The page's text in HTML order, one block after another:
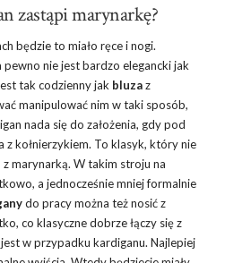
zastąpi marynarkę?
będzie to miało ręce i nogi.
nie jest bardzo elegancki jak
tak codzienny jak bluzaz
manipulować nim w taki sposób,
nada się do założenia, gdy pod
z kołnierzykiem. To klasyk, który nie
marynarką. W takim stroju na
a jednocześnie mniej formalnie
do pracy można też nosić z
co klasyczne dobrze łączy się z
w przypadku kardiganu. Najlepiej